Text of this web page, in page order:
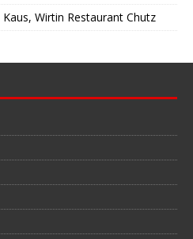
Wirtin Restaurant Chutz